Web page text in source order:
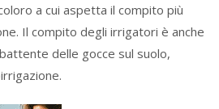
a cui aspetta il compito più
Il compito degli irrigatori è anche
delle gocce sul suolo,